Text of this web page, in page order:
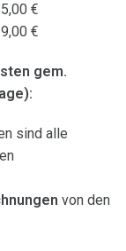
€
€
gem.
sind alle
von den